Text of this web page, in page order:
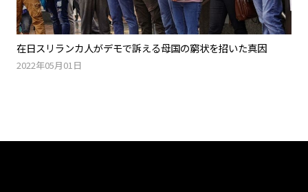
在日スリランカ人がデモで訴える母国の窮状を招いた真因
2022年05月01日